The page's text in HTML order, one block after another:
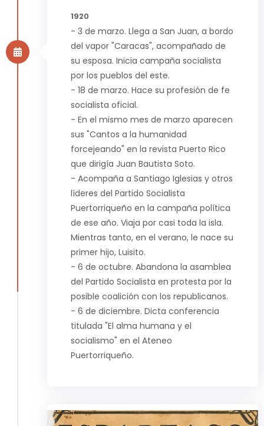
1920
- 3 de marzo. Llega a San Juan, a bordo
del vapor "Caracas", acompañado de
su esposa. Inicia campaña socialista
por los pueblos del este.
- 18 de marzo. Hace su profesión de fe
socialista oficial.
- En el mismo mes de marzo aparecen
sus "Cantos a la humanidad
forcejeando" en la revista Puerto Rico
que dirigía Juan Bautista Soto.
- Acompaña a Santiago Iglesias y otros
líderes del Partido Socialista
Puertorriqueño en la campaña política
de ese año. Viaja por casi toda la isla.
Mientras tanto, en el verano, le nace su
primer hijo, Luisito.
- 6 de octubre. Abandona la asamblea
del Partido Socialista en protesta por la
posible coalición con los republicanos.
- 6 de diciembre. Dicta conferencia
titulada "El alma humana y el
socialismo" en el Ateneo
Puertorriqueño.